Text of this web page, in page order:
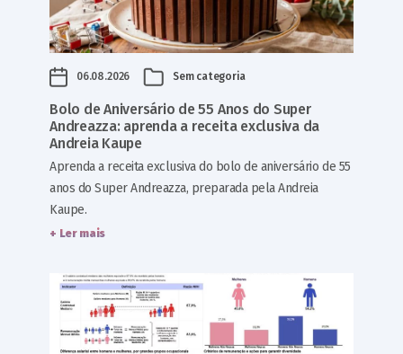
06.08.2026 Sem categoria
Bolo de Aniversário de 55 Anos do Super
Andreazza: aprenda a receita exclusiva da
Andreia Kaupe
Aprenda a receita exclusiva do bolo de aniversário de 55
anos do Super Andreazza, preparada pela Andreia
Kaupe.
+ Ler mais